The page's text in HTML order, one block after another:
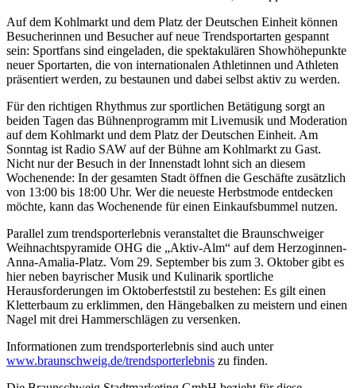
Auf dem Kohlmarkt und dem Platz der Deutschen Einheit können
Besucherinnen und Besucher auf neue Trendsportarten gespannt
sein: Sportfans sind eingeladen, die spektakulären Showhöhepunkte
neuer Sportarten, die von internationalen Athletinnen und Athleten
präsentiert werden, zu bestaunen und dabei selbst aktiv zu werden.
Für den richtigen Rhythmus zur sportlichen Betätigung sorgt an
beiden Tagen das Bühnenprogramm mit Livemusik und Moderation
auf dem Kohlmarkt und dem Platz der Deutschen Einheit. Am
Sonntag ist Radio SAW auf der Bühne am Kohlmarkt zu Gast.
Nicht nur der Besuch in der Innenstadt lohnt sich an diesem
Wochenende: In der gesamten Stadt öffnen die Geschäfte zusätzlich
von 13:00 bis 18:00 Uhr. Wer die neueste Herbstmode entdecken
möchte, kann das Wochenende für einen Einkaufsbummel nutzen.
Parallel zum trendsporterlebnis veranstaltet die Braunschweiger
Weihnachtspyramide OHG die „Aktiv-Alm“ auf dem Herzoginnen-
Anna-Amalia-Platz. Vom 29. September bis zum 3. Oktober gibt es
hier neben bayrischer Musik und Kulinarik sportliche
Herausforderungen im Oktoberfeststil zu bestehen: Es gilt einen
Kletterbaum zu erklimmen, den Hängebalken zu meistern und einen
Nagel mit drei Hammerschlägen zu versenken.
Informationen zum trendsporterlebnis sind auch unter
www.braunschweig.de/trendsporterlebnis zu finden.